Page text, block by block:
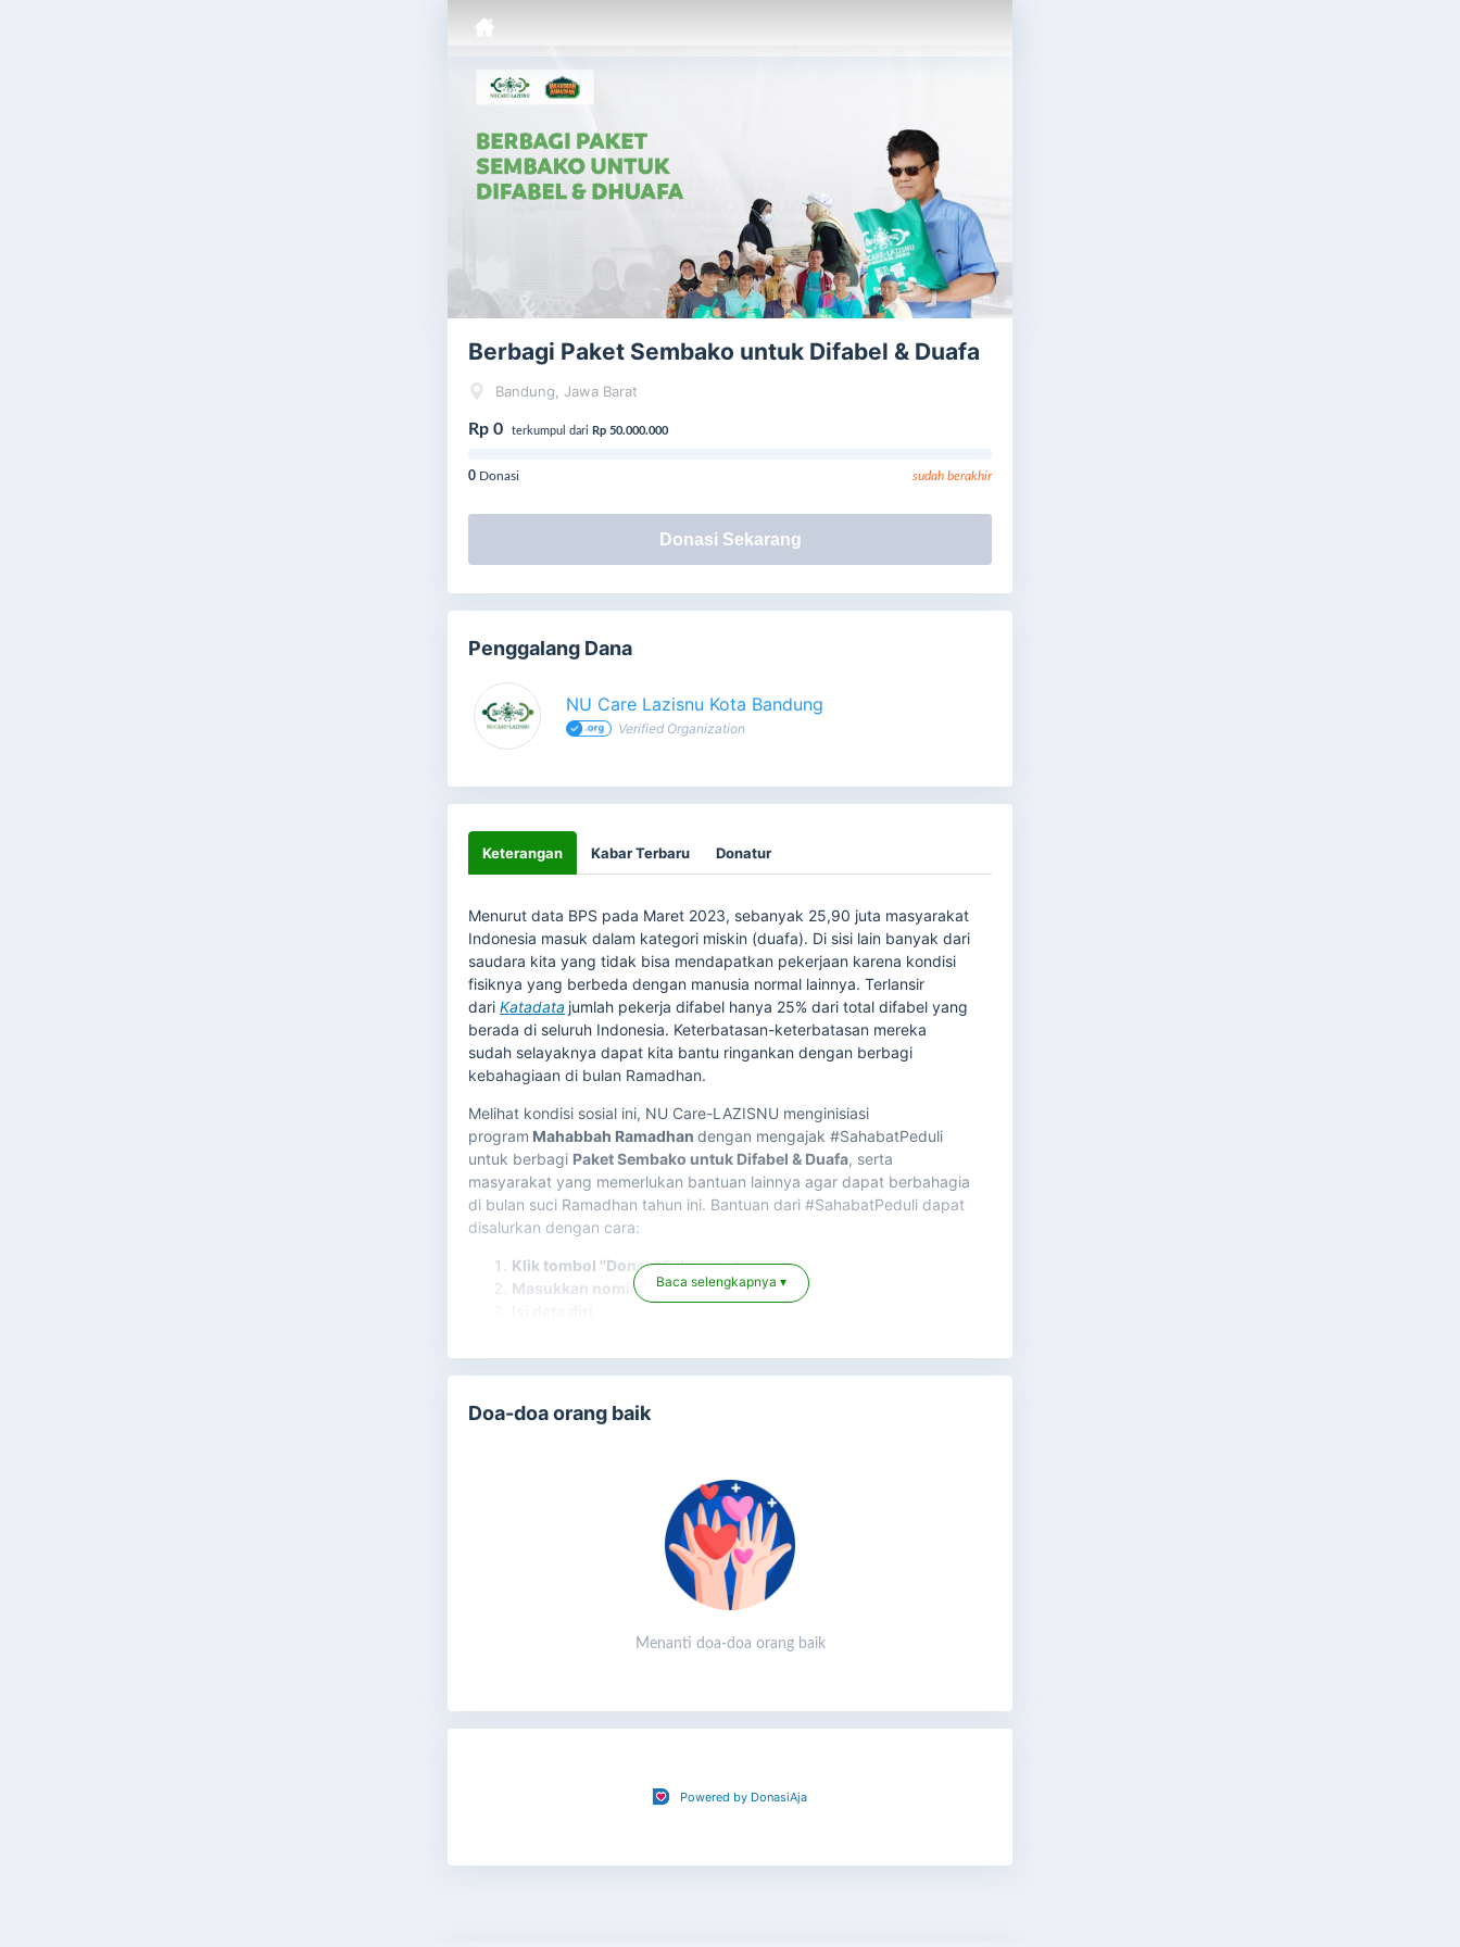
Berbagi Paket Sembako untuk Difabel & Duafa
Bandung, Jawa Barat
Rp 0 terkumpul dari Rp 50.000.000
0 Donasi sudah berakhir
Donasi Sekarang
Penggalang Dana
NU Care Lazisnu Kota Bandung
Verified Organization
Keterangan Kabar Terbaru Donatur
Menurut data BPS pada Maret 2023, sebanyak 25,90 juta masyarakat
Indonesia masuk dalam kategori miskin (duafa). Di sisi lain banyak dari
saudara kita yang tidak bisa mendapatkan pekerjaan karena kondisi
fisiknya yang berbeda dengan manusia normal lainnya. Terlansir
dariKatadata jumlah pekerja difabel hanya 25% dari total difabel yang
berada di seluruh Indonesia. Keterbatasan-keterbatasan mereka
sudah selayaknya dapat kita bantu ringankan dengan berbagi
kebahagiaan di bulan Ramadhan.
Melihat kondisi sosial ini, NU Care-LAZISNU menginisiasi
program Mahabbah Ramadhandengan mengajak #SahabatPeduli
untuk berbagi Paket Sembako untuk Difabel & Duafa, serta
masyarakat yang memerlukan bantuan lainnya agar dapat berbahagia
di bulan suci Ramadhan tahun ini. Bantuan dari #SahabatPeduli dapat
disalurkan dengan cara:
Klik tombol ''Donasi Sekarang''
Masukkan nominal donasi
Klik "Lanjutkan Pembayaran" dan ikuti langkah selanjutnya
Dapatkan laporan via email/WA
Baca selengkapnya ▾
Doa-doa orang baik
Menanti doa-doa orang baik
Powered by DonasiAja